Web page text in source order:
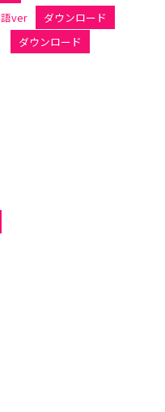
ver
ダウンロード
ダウンロード